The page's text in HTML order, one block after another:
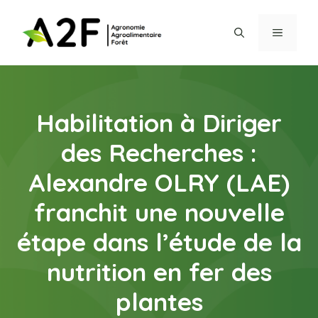
contenu
MENU
Habilitation à Diriger
des Recherches :
Alexandre OLRY (LAE)
franchit une nouvelle
étape dans l’étude de la
nutrition en fer des
plantes